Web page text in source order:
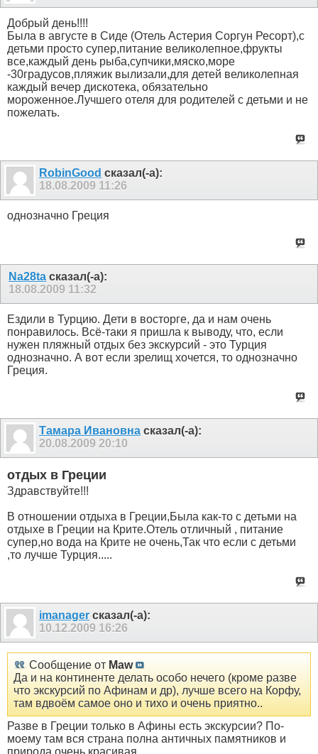
Добрый день!!!!
Была в августе в Сиде (Отель Астерия Соргун Ресорт),с
детьми просто супер,питание великолепное,фрукты
все,каждый день рыба,супчики,мяско,море
-30градусов,пляжик вылизали,для детей великолепная
каждый вечер дискотека, обязательно
мороженное.Лучшего отеля для родителей с детьми и не
пожелать.
RobinGood сказал(-а):
18.08.2009 11:26
однозначно Греция
Na28ta сказал(-а):
18.08.2009 11:32
Ездили в Турцию. Дети в восторге, да и нам очень
понравилось. Всё-таки я пришла к выводу, что, если
нужен пляжный отдых без экскурсий - это Турция
однозначно. А вот если зрелищ хочется, то однозначно
Греция.
Тамара Ивановна сказал(-а):
20.08.2009 20:10
отдых в Греции
Здравствуйте!!!
В отношении отдыха в Греции,Была как-то с детьми на
отдыхе в Греции на Крите.Отель отличный , питание
супер,но вода на Крите не очень,Так что если с детьми
,то лучше Турция.....
imanager сказал(-а):
10.12.2009 16:26
Сообщение от Maw
Да и на континенте делать особо нечего (кроме разве
что экскурсий по Афинам и др), лучше всего на Корфу,
там вдвоём самое оно и тихо и очень приятно..
Разве в Греции только в Афины есть экскурсии? По-
моему там вся страна полна античных памятников и
природа очень красивая...